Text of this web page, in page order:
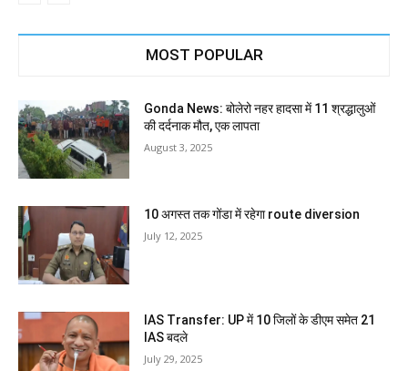
MOST POPULAR
Gonda News: बोलेरो नहर हादसा में 11 श्रद्धालुओं
की दर्दनाक मौत, एक लापता
August 3, 2025
10 अगस्त तक गोंडा में रहेगा route diversion
July 12, 2025
IAS Transfer: UP में 10 जिलों के डीएम समेत 21
IAS बदले
July 29, 2025